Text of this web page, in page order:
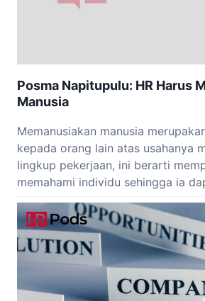
Posma Napitupulu: HR Harus
Manusia
Memanusiakan manusia
kepada orang lain atas usahanya
lingkup pekerjaan, ini berarti
memahami individu sehingga ia